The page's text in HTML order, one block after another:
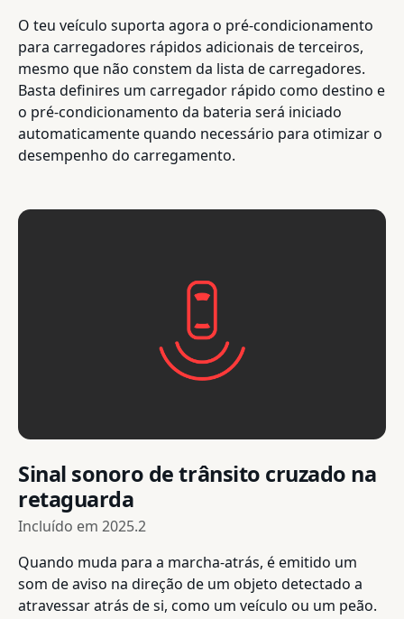
O teu veículo suporta agora o pré-condicionamento
para carregadores rápidos adicionais de terceiros,
mesmo que não constem da lista de carregadores.
Basta definires um carregador rápido como destino e
o pré-condicionamento da bateria será iniciado
automaticamente quando necessário para otimizar o
desempenho do carregamento.
Sinal sonoro de trânsito cruzado na
retaguarda
Incluído em 2025.2
Quando muda para a marcha-atrás, é emitido um
som de aviso na direção de um objeto detectado a
atravessar atrás de si, como um veículo ou um peão.